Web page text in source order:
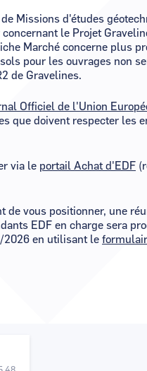
Missions d'études
le Projet
Marché concerne plus
pour les ouvrages non
de Gravelines.
Officiel de l'Union
que doivent respecter les
via le portail Achat d'EDF
de vous positionner, une
EDF en charge sera
2026 en utilisant le